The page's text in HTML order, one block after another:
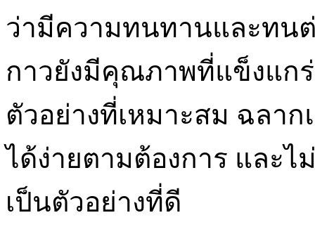
ว่ามีความทนทานและทน
กาวยังมีคุณภาพที่แข็งแก
ตัวอย่างที่เหมาะสม ฉลา
ได้ง่ายตามต้องการ และไ
เป็นตัวอย่างที่ดี